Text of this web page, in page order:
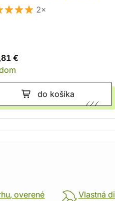
2×
€
do košíka
overené
Vlastná